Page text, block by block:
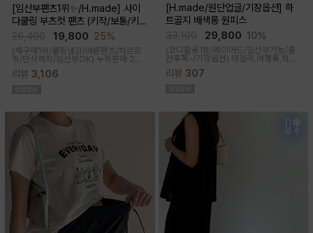
[임산부팬츠1위✨/H.made] 사이
다쿨링 부츠컷 팬츠 (키작/보통/키
19,800 25%
(재구매1위/쿨링냉감/여름팬츠/차르르
핏/만삭까지/임산부OK) 누적판매 2만
성이 뛰어나 쾌적한 착용감으로 여름시
리뷰 3,106
[H.made/원단업글/기장옵션] 하
트골지 배색롱 원피스
29,800 10%
(코디활용1등/레이어드/임산부가능/출
산후쭉-/기장옵션) 데일리,여행룩,하객
룩,출근룩 OK! 하트넥 디자인으로 여성
스러움이 물씬 느껴지고 맥시한 기장감
리뷰 307